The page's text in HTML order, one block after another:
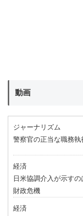
動画
ジャーナリズム
警察官の正当な職務
経済
日米協調介入が示す
財政危機
経済